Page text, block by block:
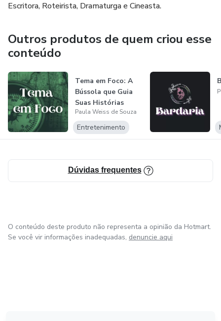
Escritora, Roteirista, Dramaturga e Cineasta.
Outros produtos de quem criou esse
conteúdo
Tema em Foco: A
Bússola que Guia
Suas Histórias
Paula Weiss de Souza
Entretenimento
Dúvidas frequentes
O conteúdo deste produto não representa a opinião da Hotmart.
Se você vir informações inadequadas, denuncie aqui